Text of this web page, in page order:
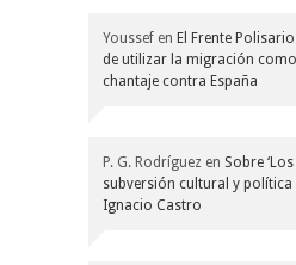
Youssef en El Frente
de utilizar la migración
chantaje contra España
P. G. Rodríguez en Sobre
subversión cultural y política
Ignacio Castro